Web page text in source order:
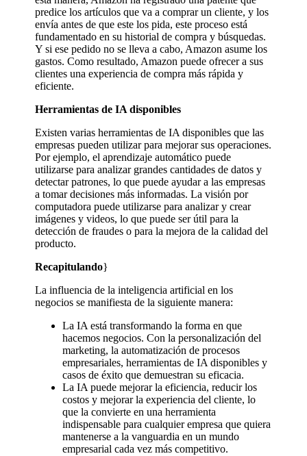
predice los artículos que va a comprar un cliente, y los
envía antes de que este los pida, este proceso está
fundamentado en su historial de compra y búsquedas.
Y si ese pedido no se lleva a cabo, Amazon asume los
gastos. Como resultado, Amazon puede ofrecer a sus
clientes una experiencia de compra más rápida y
eficiente.
Herramientas de IA disponibles
Existen varias herramientas de IA disponibles que las
empresas pueden utilizar para mejorar sus operaciones.
Por ejemplo, el aprendizaje automático puede
utilizarse para analizar grandes cantidades de datos y
detectar patrones, lo que puede ayudar a las empresas
a tomar decisiones más informadas. La visión por
computadora puede utilizarse para analizar y crear
imágenes y videos, lo que puede ser útil para la
detección de fraudes o para la mejora de la calidad del
producto.
Recapitulando}
La influencia de la inteligencia artificial en los
negocios se manifiesta de la siguiente manera:
La IA está transformando la forma en que
hacemos negocios. Con la personalización del
marketing, la automatización de procesos
empresariales, herramientas de IA disponibles y
casos de éxito que demuestran su eficacia.
La IA puede mejorar la eficiencia, reducir los
costos y mejorar la experiencia del cliente, lo
que la convierte en una herramienta
indispensable para cualquier empresa que quiera
mantenerse a la vanguardia en un mundo
empresarial cada vez más competitivo.